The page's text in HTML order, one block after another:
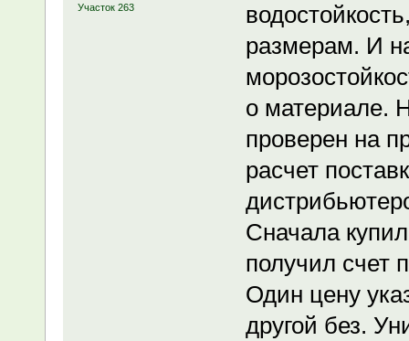
Участок 263
размерам. И
о материале.
проверен на
расчет
Сначала
получил счет
Один цену
другой без.